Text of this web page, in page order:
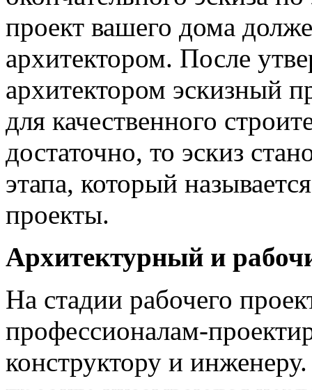
проект вашего дома
архитектором. После
архитектором эскизный
для качественного
достаточно, то эскиз
этапа, который
проекты.
Архитектурный и
На стадии рабочего
профессионалам-
конструктору и